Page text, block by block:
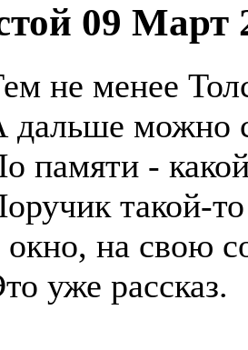
09 Март
не менее
дальше можно
памяти -
такой-
окно, на свою
уже рассказ.